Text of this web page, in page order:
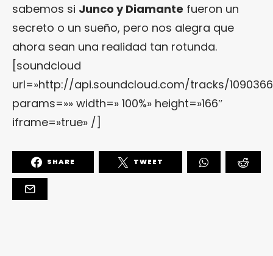
sabemos si Junco y Diamante fueron un
secreto o un sueño, pero nos alegra que
ahora sean una realidad tan rotunda.
[soundcloud
url=»http://api.soundcloud.com/tracks/
params=»» width=» 100%» height=»166″
iframe=»true» /]
SHARE TWEET